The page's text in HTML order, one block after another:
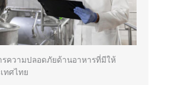
ความปลอดภัยด้านอาหารที่มีให้
ทศไทย